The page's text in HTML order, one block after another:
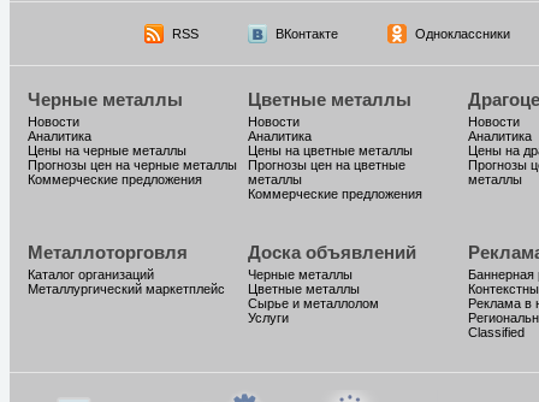
RSS ВКонтакте Одноклассники
Черные металлы
Новости
Аналитика
Цены на черные металлы
Прогнозы цен на черные металлы
Коммерческие предложения
Цветные металлы
Новости
Аналитика
Цены на цветные металлы
Прогнозы цен на цветные
металлы
Коммерческие предложения
Новости
Аналитика
Цены на
Прогнозы
металлы
Металлоторговля
Каталог организаций
Металлургический маркетплейс
Доска объявлений
Черные металлы
Цветные металлы
Сырье и металлолом
Услуги
Баннерная
Реклама в
Classified